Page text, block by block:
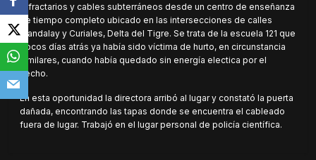
refractarios y cables subterráneos desde un centro de enseñanza
de tiempo completo ubicado en las intersecciones de calles
Mandalay y Curiales, Delta del Tigre. Se trata de la escuela 121 que
pocos días atrás ya había sido víctima de hurto, en circunstancia
similares, cuando había quedado sin energía electica por el
hecho.
En esta oportunidad la directora arribó al lugar y constató la puerta
dañada, encontrando las tapas donde se encuentra el cableado
fuera de lugar. Trabajó en el lugar personal de policía científica.